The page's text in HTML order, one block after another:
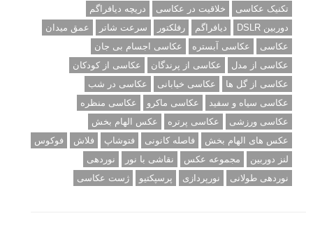
تکنیک عکاسی
خلاقیت در عکاسی
دریچه دیافراگم
دوربین DSLR
دیافراگم رفلکتور سرعت شاتر
عمق میدان
عکاسی
عکاسی آبستره
عکاسی اجسام بی جان
عکاسی از مدل
عکاسی از پرندگان
عکاسی از کودکان
عکاسی از گل ها
عکاسی خیابانی
عکاسی در شب
عکاسی سیاه و سفید
عکاسی ماکرو
عکاسی منظره
عکاسی ورزشی
عکاسی پرتره
عکس الهام بخش
عکس های الهام بخش
فاصله کانونی فتوشاپ فلاش
فوکوس
لنز دوربین
مجموعه عکس نقاشی با نور
نوردهی
نوردهی طولانی
نورپردازی پرسپکتیو ژست عکاسی